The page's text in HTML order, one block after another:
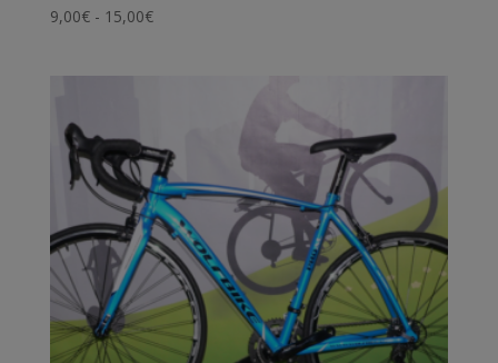
9,00€ - 15,00€Rango
hasta
15,00€